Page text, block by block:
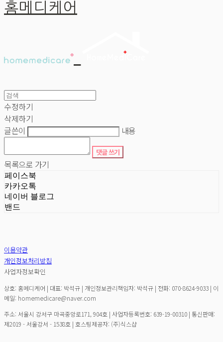
홈메디케어
수정하기
삭제하기
글쓴이
내용
댓글 쓰기
목록으로 가기
페이스북
카카오톡
네이버 블로그
밴드
이용약관
개인정보처리방침
사업자정보확인
상호: 홈메디케어 | 대표: 박석규 | 개인정보관리책임자: 박석규 | 전화: 070-8624-9033 | 이
메일: homemedicare@naver.com
주소: 서울시 강서구 마곡중앙로171, 904호 | 사업자등록번호: 639-19-00310 | 통신판매:
제2019 - 서울강서 - 1538호 | 호스팅제공자: (주)식스샵